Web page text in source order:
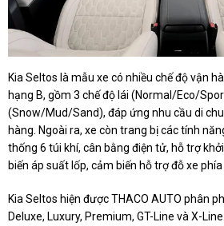
Kia Seltos là mẫu xe có nhiều chế độ vận
hạng B, gồm 3 chế độ lái (Normal/Eco/
(Snow/Mud/Sand), đáp ứng nhu cầu di
hàng. Ngoài ra, xe còn trang bị các tính
thống 6 túi khí, cân bằng điện tử, hỗ trợ
biến áp suất lốp, cảm biến hỗ trợ đỗ xe
Kia Seltos hiện được THACO AUTO phân
Deluxe, Luxury, Premium, GT-Line và X-